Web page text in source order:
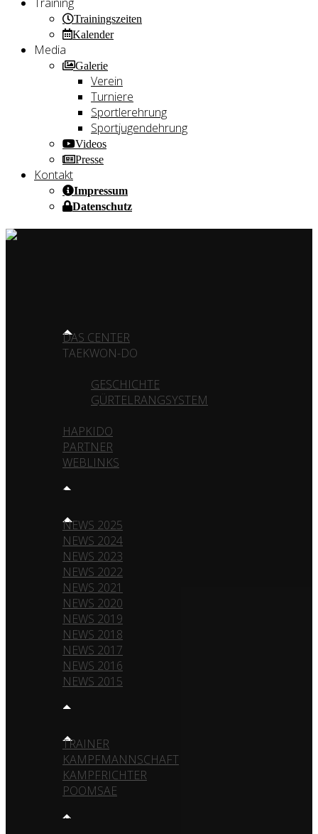
Trainingszeiten
Kalender
Media
Galerie
Verein
Turniere
Sportlerehrung
Sportjugendehrung
Videos
Presse
Kontakt
Impressum
Datenschutz
DAS CENTER
TAEKWON-DO
GESCHICHTE
GÜRTELRANGSYSTEM
HAPKIDO
PARTNER
WEBLINKS
NEWS
NEWS 2025
NEWS 2024
NEWS 2023
NEWS 2022
NEWS 2021
NEWS 2020
NEWS 2019
NEWS 2018
NEWS 2017
NEWS 2016
NEWS 2015
TEAM
TRAINER
KAMPFMANNSCHAFT
KAMPFRICHTER
POOMSAE
TRAINING